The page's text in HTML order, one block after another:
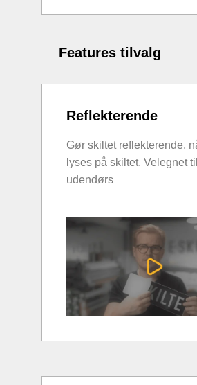
Features tilvalg
Reflekterende
Gør skiltet reflekterende,
lyses på skiltet. Velegnet
udendørs